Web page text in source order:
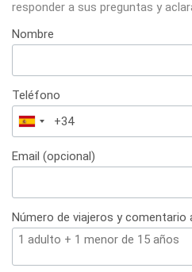
responder a sus preguntas y
Nombre
Teléfono
España
+34
Email (opcional)
Número de viajeros y comentario